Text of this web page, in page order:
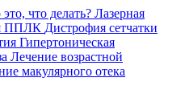
что делать? Лазерная
ППЛК Дистрофия сетчатки
Гипертоническая
Лечение возрастной
макулярного отека